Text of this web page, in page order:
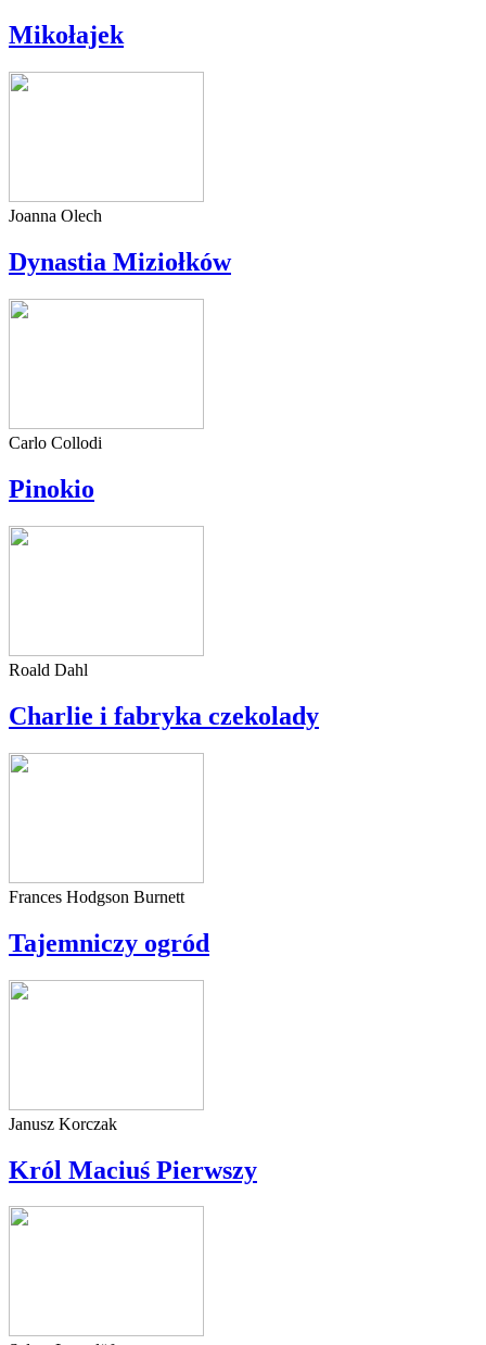
Mikołajek
Joanna Olech
Dynastia Miziołków
Carlo Collodi
Pinokio
Roald Dahl
Charlie i fabryka czekolady
Frances Hodgson Burnett
Tajemniczy ogród
Janusz Korczak
Król Maciuś Pierwszy